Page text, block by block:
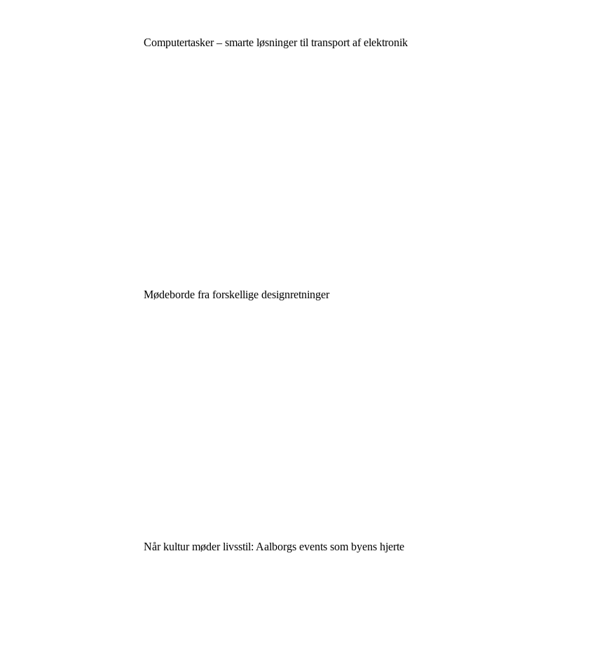
Computertasker – smarte løsninger til transport af elektronik
Mødeborde fra forskellige designretninger
Når kultur møder livsstil: Aalborgs events som byens hjerte